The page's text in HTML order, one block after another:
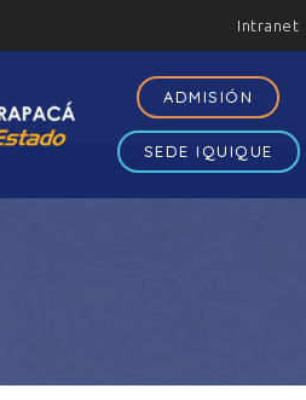
Intranet
ADMISIÓN
SEDE IQUIQUE